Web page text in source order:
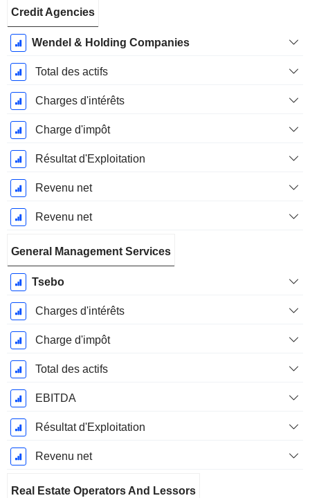
Credit Agencies
Wendel & Holding Companies
Total des actifs
Charges d'intérêts
Charge d'impôt
Résultat d'Exploitation
Revenu net
Revenu net
General Management Services
Tsebo
Charges d'intérêts
Charge d'impôt
Total des actifs
EBITDA
Résultat d'Exploitation
Revenu net
Real Estate Operators And Lessors